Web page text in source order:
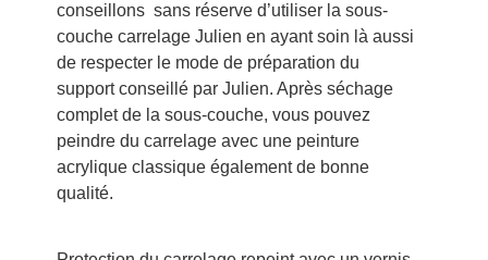
conseillons sans réserve d’utiliser la sous-
couche carrelage Julien en ayant soin là aussi
de respecter le mode de préparation du
support conseillé par Julien. Après séchage
complet de la sous-couche, vous pouvez
peindre du carrelage avec une peinture
acrylique classique également de bonne
qualité.